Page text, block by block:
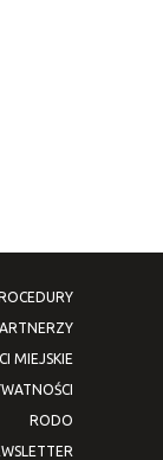
MIEJSKIE
RODO